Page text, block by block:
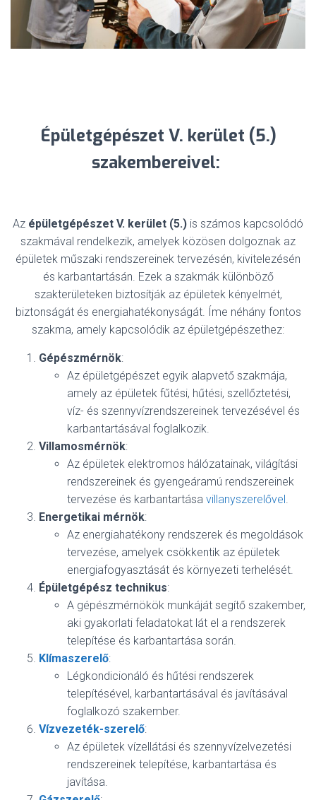
Épületgépészet V. kerület (5.)
szakembereivel:
Az épületgépészet V. kerület (5.) is számos kapcsolódó
szakmával rendelkezik, amelyek közösen dolgoznak az
épületek műszaki rendszereinek tervezésén, kivitelezésén
és karbantartásán. Ezek a szakmák különböző
szakterületeken biztosítják az épületek kényelmét,
biztonságát és energiahatékonyságát. Íme néhány fontos
szakma, amely kapcsolódik az épületgépészethez:
Gépészmérnök:
Az épületgépészet egyik alapvető szakmája,
amely az épületek fűtési, hűtési, szellőztetési,
víz- és szennyvízrendszereinek tervezésével és
karbantartásával foglalkozik.
Villamosmérnök:
Az épületek elektromos hálózatainak, világítási
rendszereinek és gyengeáramú rendszereinek
tervezése és karbantartása villanyszerelővel
Energetikai mérnök:
Az energiahatékony rendszerek és megoldások
tervezése, amelyek csökkentik az épületek
energiafogyasztását és környezeti terhelését.
Épületgépész technikus:
A gépészmérnökök munkáját segítő szakember,
aki gyakorlati feladatokat lát el a rendszerek
telepítése és karbantartása során.
Klímaszerelő:
Légkondicionáló és hűtési rendszerek
telepítésével, karbantartásával és javításával
foglalkozó szakember.
Vízvezeték-szerelő:
Az épületek vízellátási és szennyvízelvezetési
rendszereinek telepítése, karbantartása és
javítása.